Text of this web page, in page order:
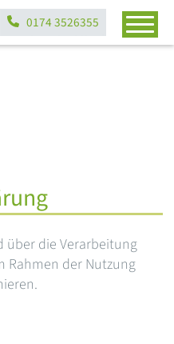
0174 3526355
über die Verarbeitung
Rahmen der Nutzung